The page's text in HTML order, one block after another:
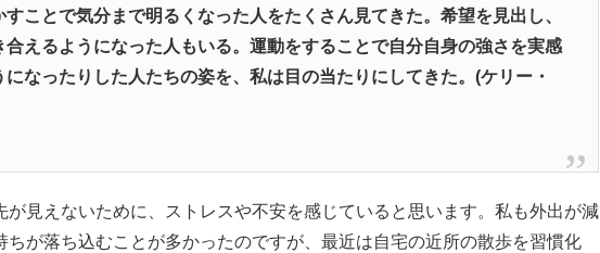
ことで気分まで明るくなった人をたくさん見てきた。希望を見出し、
えるようになった人もいる。運動をすることで自分自身の強さを実感
なったりした人たちの姿を、私は目の当たりにしてきた。(ケリー・
が見えないために、ストレスや不安を感じていると思います。私も外出が減
ちが落ち込むことが多かったのですが、最近は自宅の近所の散歩を習慣化